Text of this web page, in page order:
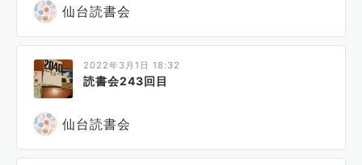
仙台読書会
2022年3月1日 18:32
読書会243回目
仙台読書会